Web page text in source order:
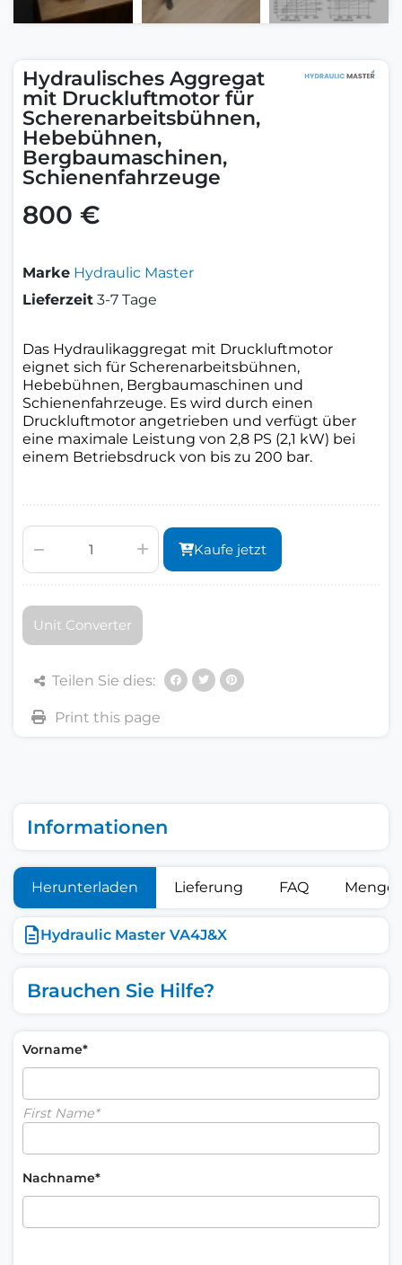
Hydraulisches Aggregat
mit Druckluftmotor für
Scherenarbeitsbühnen,
Hebebühnen,
Bergbaumaschinen,
Schienenfahrzeuge
800 €
Marke Hydraulic Master
Lieferzeit 3-7 Tage
Das Hydraulikaggregat mit Druckluftmotor
eignet sich für Scherenarbeitsbühnen,
Hebebühnen, Bergbaumaschinen und
Schienenfahrzeuge. Es wird durch einen
Druckluftmotor angetrieben und verfügt über
eine maximale Leistung von 2,8 PS (2,1 kW) bei
einem Betriebsdruck von bis zu 200 bar.
Kaufe jetzt
Unit Converter
Teilen Sie dies:
Informationen
Herunterladen Lieferung FAQ
Hydraulic Master VA4J&X
Brauchen Sie Hilfe?
Vorname*
First Name*
Nachname*